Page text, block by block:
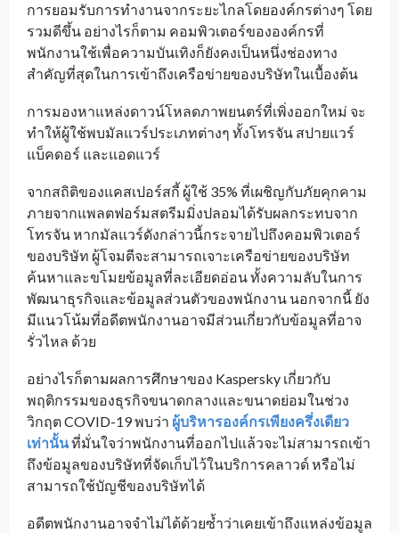
การยอมรับการทำงานจากระยะไกลโดยองค์กรต่างๆ โดย
รวมดีขึ้น อย่างไรก็ตาม คอมพิวเตอร์ขององค์กรที่
พนักงานใช้เพื่อความบันเทิงก็ยังคงเป็นหนึ่งช่องทาง
สำคัญที่สุดในการเข้าถึงเครือข่ายของบริษัทในเบื้องต้น
การมองหาแหล่งดาวน์โหลดภาพยนตร์ที่เพิ่งออกใหม่ จะ
ทำให้ผู้ใช้พบมัลแวร์ประเภทต่างๆ ทั้งโทรจัน สปายแวร์
แบ็คดอร์ และแอดแวร์
จากสถิติของแคสเปอร์สกี้ ผู้ใช้ 35% ที่เผชิญกับภัยคุกคาม
ภายจากแพลตฟอร์มสตรีมมิ่งปลอมได้รับผลกระทบจาก
โทรจัน หากมัลแวร์ดังกล่าวนี้กระจายไปถึงคอมพิวเตอร์
ของบริษัท ผู้โจมตีจะสามารถเจาะเครือข่ายของบริษัท
ค้นหาและขโมยข้อมูลที่ละเอียดอ่อน ทั้งความลับในการ
พัฒนาธุรกิจและข้อมูลส่วนตัวของพนักงาน นอกจากนี้ ยัง
มีแนวโน้มที่อดีตพนักงานอาจมีส่วนเกี่ยวกับข้อมูลที่อาจ
รั่วไหล ด้วย
อย่างไรก็ตามผลการศึกษาของ Kaspersky เกี่ยวกับ
พฤติกรรมของธุรกิจขนาดกลางและขนาดย่อมในช่วง
วิกฤต COVID-19 พบว่า ผู้บริหารองค์กรเพียงครึ่งเดียว
เท่านั้นที่มั่นใจว่าพนักงานที่ออกไปแล้วจะไม่สามารถเข้า
ถึงข้อมูลของบริษัทที่จัดเก็บไว้ในบริการคลาวด์ หรือไม่
สามารถใช้บัญชีของบริษัทได้
อดีตพนักงานอาจจำไม่ได้ด้วยซ้ำว่าเคยเข้าถึงแหล่งข้อมูล